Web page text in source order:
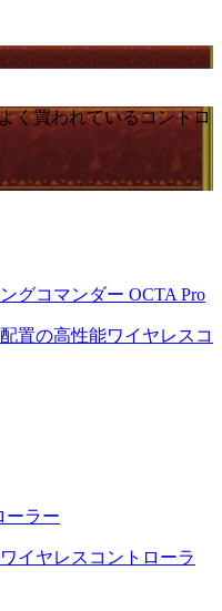
く買われているコントロ
グコマンダー OCTA Pro
置の高性能ワイヤレスコ
ーラー
イヤレスコントローラ